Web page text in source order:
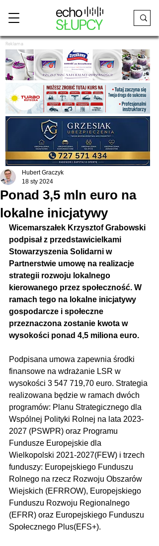
Reklama
Ponad 3,5 mln euro na
lokalne inicjatywy
Hubert Graczyk
18 sty 2024
Wicemarszałek Krzysztof Grabowski
podpisał z przedstawicielkami
Stowarzyszenia Solidarni w
Partnerstwie umowę na realizacje
strategii rozwoju lokalnego
kierowanego przez społeczność. W
ramach tego na lokalne inicjatywy
gospodarcze i społeczne
przeznaczona zostanie kwota w
wysokości ponad 4,5 miliona euro.
Podpisana umowa zapewnia środki
finansowe na wdrażanie LSR w
wysokości 3 547 719,70 euro. Strategia
realizowana będzie w ramach dwóch
programów: Planu Strategicznego dla
Wspólnej Polityki Rolnej na lata 2023-
2027 (PSWPR) oraz Programu
Fundusze Europejskie dla
Wielkopolski 2021-2027(FEW) i trzech
funduszy: Europejskiego Funduszu
Rolnego na rzecz Rozwoju Obszarów
Wiejskich (EFRROW), Europejskiego
Funduszu Rozwoju Regionalnego
(EFRR) oraz Europejskiego Funduszu
Społecznego Plus(EFS+).